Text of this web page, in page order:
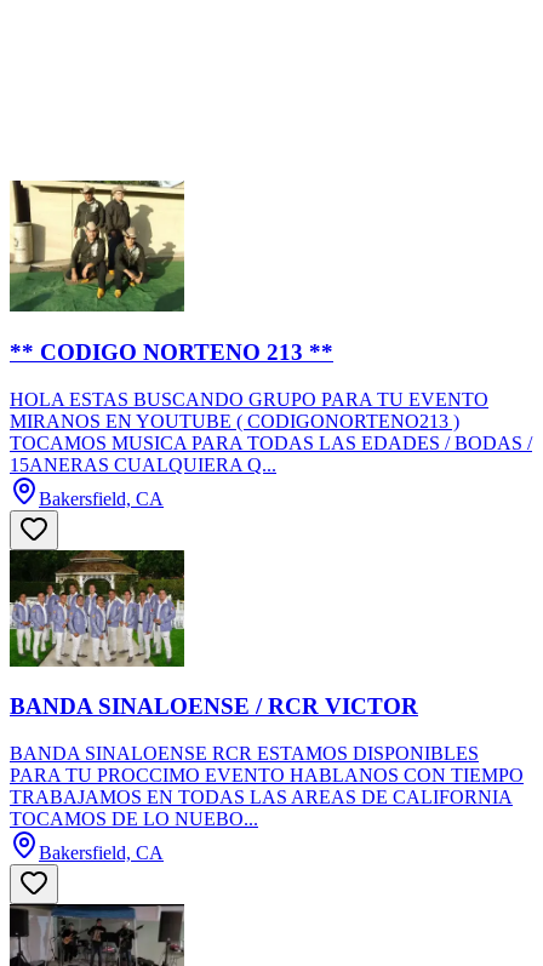
** CODIGO NORTENO 213 **
HOLA ESTAS BUSCANDO GRUPO PARA TU EVENTO
MIRANOS EN YOUTUBE ( CODIGONORTENO213 )
TOCAMOS MUSICA PARA TODAS LAS EDADES / BODAS /
15ANERAS CUALQUIERA Q...
Bakersfield, CA
BANDA SINALOENSE / RCR VICTOR
BANDA SINALOENSE RCR ESTAMOS DISPONIBLES
PARA TU PROCCIMO EVENTO HABLANOS CON TIEMPO
TRABAJAMOS EN TODAS LAS AREAS DE CALIFORNIA
TOCAMOS DE LO NUEBO...
Bakersfield, CA